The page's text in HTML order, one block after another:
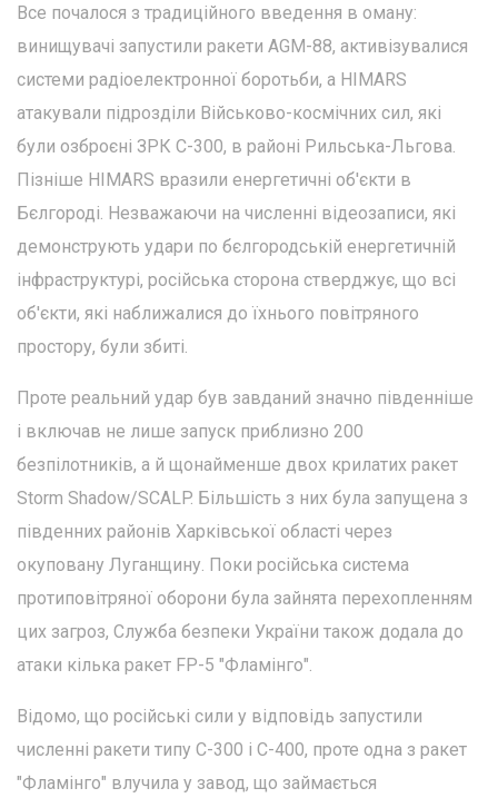
Все почалося з традиційного введення в оману:
винищувачі запустили ракети AGM-88, активізувалися
системи радіоелектронної боротьби, а HIMARS
атакували підрозділи Військово-космічних сил, які
були озброєні ЗРК С-300, в районі Рильська-Льгова.
Пізніше HIMARS вразили енергетичні об'єкти в
Бєлгороді. Незважаючи на численні відеозаписи, які
демонструють удари по бєлгородській енергетичній
інфраструктурі, російська сторона стверджує, що всі
об'єкти, які наближалися до їхнього повітряного
простору, були збиті.
Проте реальний удар був завданий значно південніше
і включав не лише запуск приблизно 200
безпілотників, а й щонайменше двох крилатих ракет
Storm Shadow/SCALP. Більшість з них була запущена з
південних районів Харківської області через
окуповану Луганщину. Поки російська система
протиповітряної оборони була зайнята перехопленням
цих загроз, Служба безпеки України також додала до
атаки кілька ракет FP-5 "Фламінго".
Відомо, що російські сили у відповідь запустили
численні ракети типу С-300 і С-400, проте одна з ракет
"Фламінго" влучила у завод, що займається